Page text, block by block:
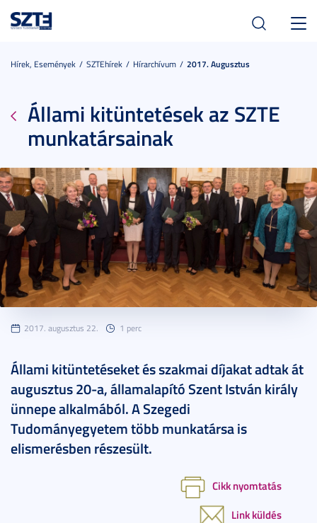
Hírek, Események SZTEhírek Hírarchívum 2017. Augusztus
Állami kitüntetések az SZTE
munkatársainak
2017. augusztus 22. 1 perc
Állami kitüntetéseket és szakmai díjakat adtak át
augusztus 20-a, államalapító Szent István király
ünnepe alkalmából. A Szegedi
Tudományegyetem több munkatársa is
elismerésben részesült.
Cikk nyomtatás
Link küldés